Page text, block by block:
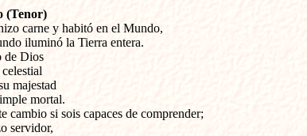
(Tenor)
carne y habitó en el Mundo,
iluminó la Tierra entera.
de Dios
majestad
mortal.
cambio si sois capaces de comprender;
servidor,